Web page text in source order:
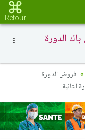
Retour
أولى باك الدورة
فروض الدورة